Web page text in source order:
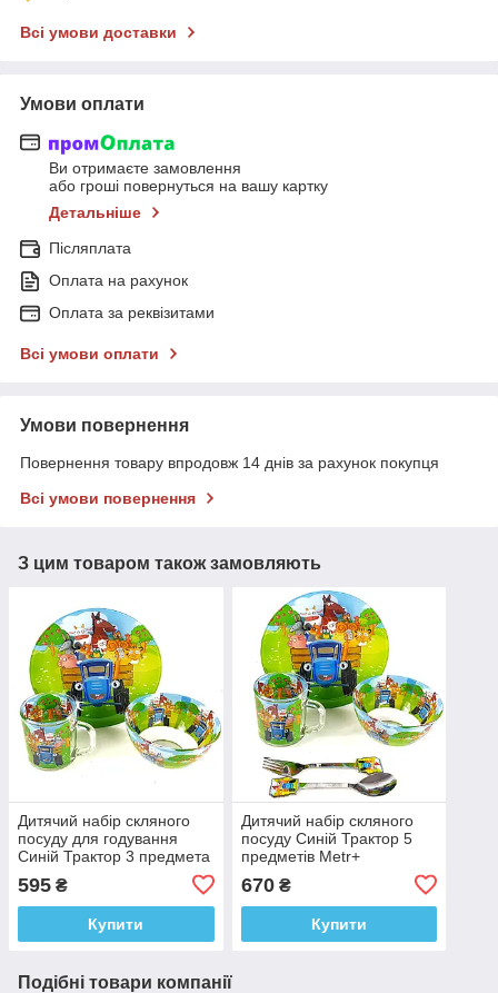
Всі умови доставки
Умови оплати
Ви отримаєте замовлення
або гроші повернуться на вашу картку
Детальніше
Післяплата
Оплата на рахунок
Оплата за реквізитами
Всі умови оплати
Умови повернення
Повернення товару впродовж 14 днів за рахунок покупця
Всі умови повернення
З цим товаром також замовляють
Дитячий набір скляного
посуду для годування
Синій Трактор 3 предмета
595 ₴
Купити
Дитячий набір скляного
посуду Синій Трактор 5
предметів Metr+
670₴
Купити
Подібні товари компанії